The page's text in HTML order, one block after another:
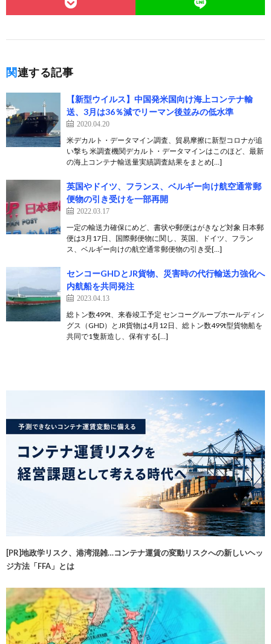
関連する記事
【新型ウイルス】中国発米国向け海上コンテナ輸
送、3月は36％減でリーマン後並みの低水準
2020.04.20
米デカルト・データマイン調査、貿易摩擦に新型コロナが追
い撃ち 米調査機関デカルト・データマインはこのほど、最新
の海上コンテナ輸送量実績調査結果をまとめ[…]
英国やドイツ、フランス、ベルギー向け航空通常郵
便物の引き受けを一部再開
2022.03.17
一定の輸送力確保にめど、書状や郵便はがきなど対象 日本郵
便は3月17日、国際郵便物に関し、英国、ドイツ、フラン
ス、ベルギー向けの航空通常郵便物の引き受[…]
センコーGHDとJR貨物、災害時の代行輸送力強化へ
内航船を共同発注
2023.04.13
総トン数499t、来春竣工予定 センコーグループホールディン
グス（GHD）とJR貨物は4月12日、総トン数499t型貨物船を
共同で1隻新造し、保有する[…]
[PR]地政学リスク、港湾混雑…コンテナ運賃の変動リスクへの新しいヘッ
ジ方法「FFA」とは